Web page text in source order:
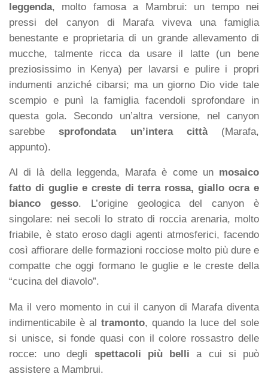
leggenda, molto famosa a Mambrui: un tempo nei
pressi del canyon di Marafa viveva una famiglia
benestante e proprietaria di un grande allevamento di
mucche, talmente ricca da usare il latte (un bene
preziosissimo in Kenya) per lavarsi e pulire i propri
indumenti anziché cibarsi; ma un giorno Dio vide tale
scempio e punì la famiglia facendoli sprofondare in
questa gola. Secondo un’altra versione, nel canyon
sarebbesprofondata un’intera città(Marafa,
appunto).
Al di là della leggenda, Marafa è come un mosaico
fatto di guglie e creste di terra rossa, giallo ocra e
bianco gesso. L’origine geologica del canyon è
singolare: nei secoli lo strato di roccia arenaria, molto
friabile, è stato eroso dagli agenti atmosferici, facendo
così affiorare delle formazioni rocciose molto più dure e
compatte che oggi formano le guglie e le creste della
“cucina del diavolo”.
Ma il vero momento in cui il canyon di Marafa diventa
indimenticabile è al tramonto, quando la luce del sole
si unisce, si fonde quasi con il colore rossastro delle
rocce: uno degli spettacoli più belli a cui si può
assistere a Mambrui.